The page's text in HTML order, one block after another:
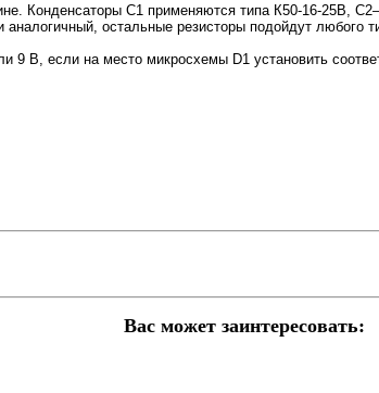
Конденсаторы С1 применяются типа К50-16-25В,
остальные резисторы подойдут любого
9 В, если на место микросхемы D1 установить
Вас может заинтересовать: